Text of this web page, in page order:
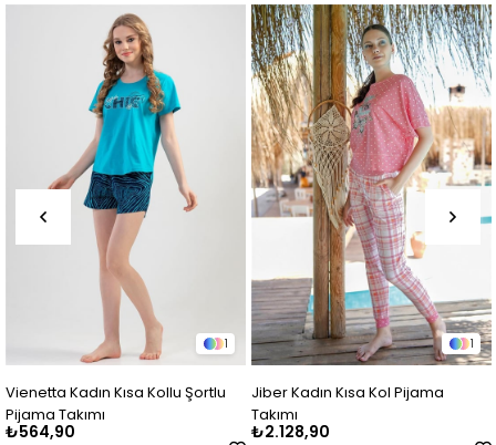
1
Vienetta Kadın Kısa Kollu Şortlu
Pijama Takımı
₺564,90
1
Jiber Kadın Kısa Kol Pijama
Takımı
₺2.128,90